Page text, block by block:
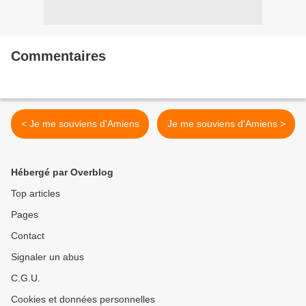
Commentaires
< Je me souviens d'Amiens Je me souviens d'Amiens >
Hébergé par Overblog
Top articles
Pages
Contact
Signaler un abus
C.G.U.
Cookies et données personnelles